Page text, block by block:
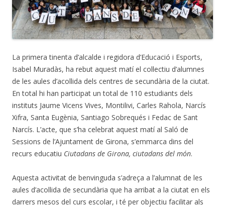
La primera tinenta d’alcalde i regidora d’Educació i Esports,
Isabel Muradàs, ha rebut aquest matí el col·lectiu d’alumnes
de les aules d’acollida dels centres de secundària de la ciutat.
En total hi han participat un total de 110 estudiants dels
instituts Jaume Vicens Vives, Montilivi, Carles Rahola, Narcís
Xifra, Santa Eugènia, Santiago Sobrequés i Fedac de Sant
Narcís. L’acte, que s’ha celebrat aquest matí al Saló de
Sessions de l’Ajuntament de Girona, s’emmarca dins del
recurs educatiu Ciutadans de Girona, ciutadans del món.
Aquesta activitat de benvinguda s’adreça a l’alumnat de les
aules d’acollida de secundària que ha arribat a la ciutat en els
darrers mesos del curs escolar, i té per objectiu facilitar als